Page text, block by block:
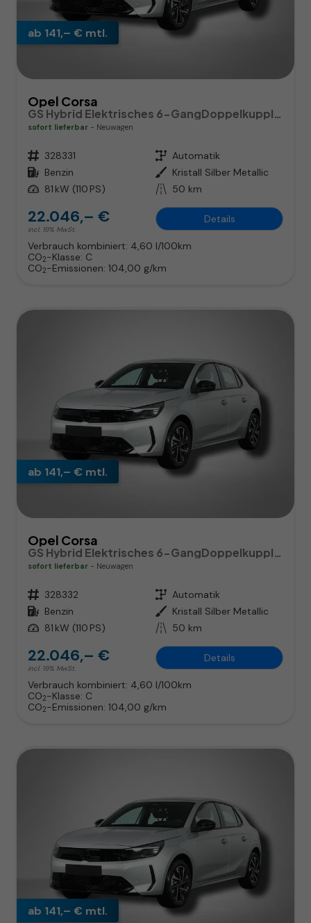
ab 141,– € mtl.
Opel Corsa
sofort lieferbar Neuwagen
Fahrzeugnr. 328331 Getriebe Automatik
Kraftstoff Benzin Außenfarbe Kristall Silber Metallic
Leistung 81 kW (110 PS) Kilometerstand 50 km
22.046,– €
incl. 19% MwSt.
Details
Verbrauch kombiniert: 4,60 l/100km
CO2-Klasse: C
CO2-Emissionen: 104,00 g/km
ab 141,– € mtl.
Opel Corsa
sofort lieferbar Neuwagen
Fahrzeugnr. 328332 Getriebe Automatik
Kraftstoff Benzin Außenfarbe Kristall Silber Metallic
Leistung 81 kW (110 PS) Kilometerstand 50 km
22.046,– €
incl. 19% MwSt.
Details
Verbrauch kombiniert: 4,60 l/100km
CO2-Klasse: C
CO2-Emissionen: 104,00 g/km
ab 141,– € mtl.